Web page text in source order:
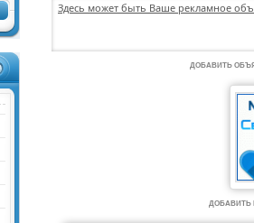
Здесь может быть Ваше рекламное
ДОБАВИТЬ
ДОБАВИТЬ